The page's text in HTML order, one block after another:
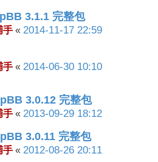
3.1.1 完整包
手 « 2014-11-17 22:59
手 « 2014-06-30 10:10
3.0.12 完整包
手 « 2013-09-29 18:12
3.0.11 完整包
手 « 2012-08-26 20:11